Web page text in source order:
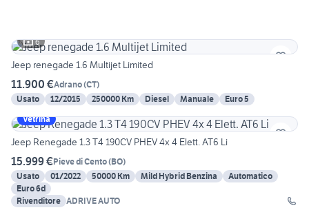
6
Jeep renegade 1.6 Multijet Limited
11.900 €Adrano(CT)
Usato
12/2015 250000 Km Diesel Manuale
Euro 5
Vetrina
Jeep Renegade 1.3 T4 190CV PHEV 4x 4 Elett. AT6 Li
15.999 €Pieve di Cento(BO)
Usato
01/2022 50000 Km Mild Hybrid Benzina
Automatico
Euro 6d
Rivenditore ADRIVE AUTO